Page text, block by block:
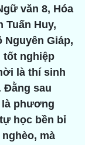
văn 8, Hóa
Tuấn Huy,
Nguyên Giáp,
tốt nghiệp
là thí sinh
Đằng sau
phương
học bền bỉ
mà